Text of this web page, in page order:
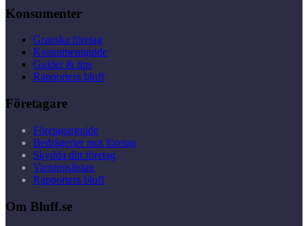
Konsumenter
Granska företag
Konsumentguide
Guider & tips
Rapportera bluff
Företagare
Företagarguide
Bedrägerier mot företag
Skydda ditt företag
Varningslistan
Rapportera bluff
Om Bluff.se